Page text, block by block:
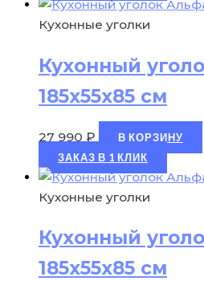
Кухонные уголки
Кухонный
185х55х85 см
27 990 ₽
В КОРЗИНУ
ЗАКАЗ В 1 КЛИК
Кухонные уголки
Кухонный
185х55х85 см